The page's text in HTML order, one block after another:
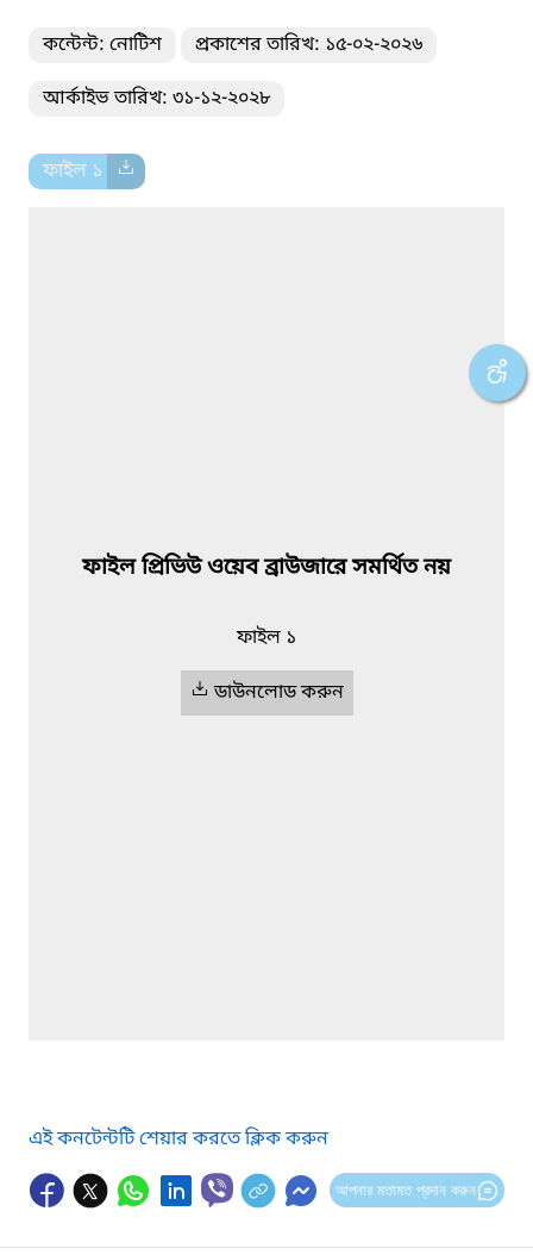
কন্টেন্ট: নোটিশ প্রকাশের তারিখ: ১৫-০২-২০২৬
আর্কাইভ তারিখ: ৩১-১২-২০২৮
ফাইল ১
ফাইল প্রিভিউ ওয়েব ব্রাউজারে সমর্থিত নয়
ফাইল ১
ডাউনলোড করুন
এই কনটেন্টটি শেয়ার করতে ক্লিক করুন
আপনার মতামত প্রদান করুন